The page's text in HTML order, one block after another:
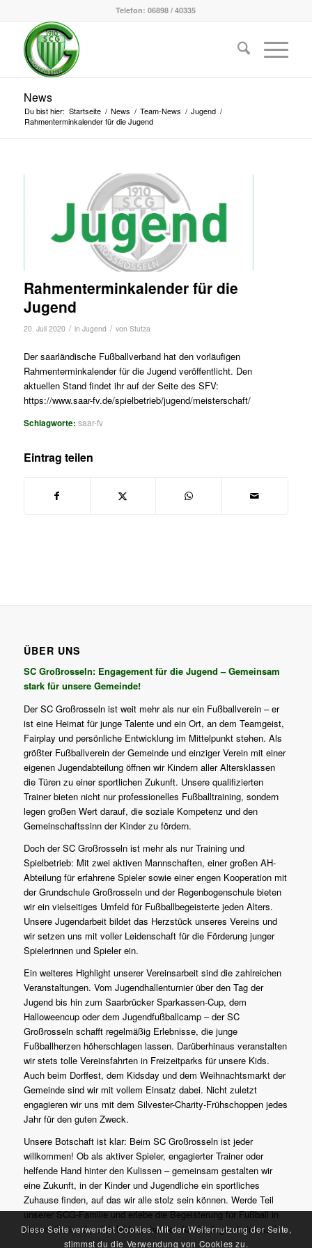
Telefon: 06898 / 40335
News
Du bist hier: Startseite / News / Team-News / Jugend /
Rahmenterminkalender für die Jugend
Rahmenterminkalender für die
Jugend
20. Juli 2020 / in Jugend / von Stutza
Der saarländische Fußballverband hat den vorläufigen
Rahmenterminkalender für die Jugend veröffentlicht. Den
aktuellen Stand findet ihr auf der Seite des SFV:
https://www.saar-fv.de/spielbetrieb/jugend/meisterschaft/
Schlagworte: saar-fv
Eintrag teilen
ÜBER UNS
SC Großrosseln: Engagement für die Jugend – Gemeinsam
stark für unsere Gemeinde!
Der SC Großrosseln ist weit mehr als nur ein Fußballverein – er
ist eine Heimat für junge Talente und ein Ort, an dem Teamgeist,
Fairplay und persönliche Entwicklung im Mittelpunkt stehen. Als
größter Fußballverein der Gemeinde und einziger Verein mit einer
eigenen Jugendabteilung öffnen wir Kindern aller Altersklassen
die Türen zu einer sportlichen Zukunft. Unsere qualifizierten
Trainer bieten nicht nur professionelles Fußballtraining, sondern
legen großen Wert darauf, die soziale Kompetenz und den
Gemeinschaftssinn der Kinder zu fördern.
Doch der SC Großrosseln ist mehr als nur Training und
Spielbetrieb: Mit zwei aktiven Mannschaften, einer großen AH-
Abteilung für erfahrene Spieler sowie einer engen Kooperation mit
der Grundschule Großrosseln und der Regenbogenschule bieten
wir ein vielseitiges Umfeld für Fußballbegeisterte jeden Alters.
Unsere Jugendarbeit bildet das Herzstück unseres Vereins und
wir setzen uns mit voller Leidenschaft für die Förderung junger
Spielerinnen und Spieler ein.
Ein weiteres Highlight unserer Vereinsarbeit sind die zahlreichen
Veranstaltungen. Vom Jugendhallenturnier über den Tag der
Jugend bis hin zum Saarbrücker Sparkassen-Cup, dem
Halloweencup oder dem Jugendfußballcamp – der SC
Großrosseln schafft regelmäßig Erlebnisse, die junge
Fußballherzen höherschlagen lassen. Darüberhinaus veranstalten
wir stets tolle Vereinsfahrten in Freizeitparks für unsere Kids.
Auch beim Dorffest, dem Kidsday und dem Weihnachtsmarkt der
Gemeinde sind wir mit vollem Einsatz dabei. Nicht zuletzt
engagieren wir uns mit dem Silvester-Charity-Frühschoppen jedes
Jahr für den guten Zweck.
Unsere Botschaft ist klar: Beim SC Großrosseln ist jeder
willkommen! Ob als aktiver Spieler, engagierter Trainer oder
helfende Hand hinter den Kulissen – gemeinsam gestalten wir
eine Zukunft, in der Kinder und Jugendliche ein sportliches
Zuhause finden, auf das wir alle stolz sein können. Werde Teil
unserer SCG-Familie und erlebe die Begeisterung für Fußball in
einem Verein, der sich leidenschaftlich für die Jugend einsetzt!
Diese Seite verwendet Cookies. Mit der Weiternutzung der Seite,
stimmst du die Verwendung von Cookies zu.